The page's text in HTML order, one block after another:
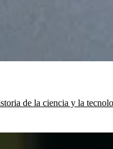
de la ciencia y la